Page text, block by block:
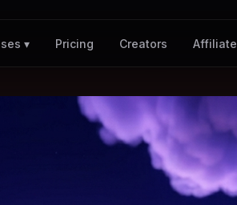
▾ Pricing Creators Affiliate